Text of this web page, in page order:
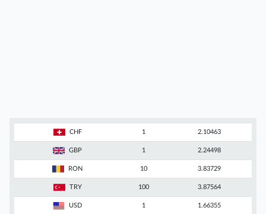
CHF 1 2.10463
GBP 1 2.24498
RON 10 3.83729
TRY 100 3.87564
USD 1 1.66355